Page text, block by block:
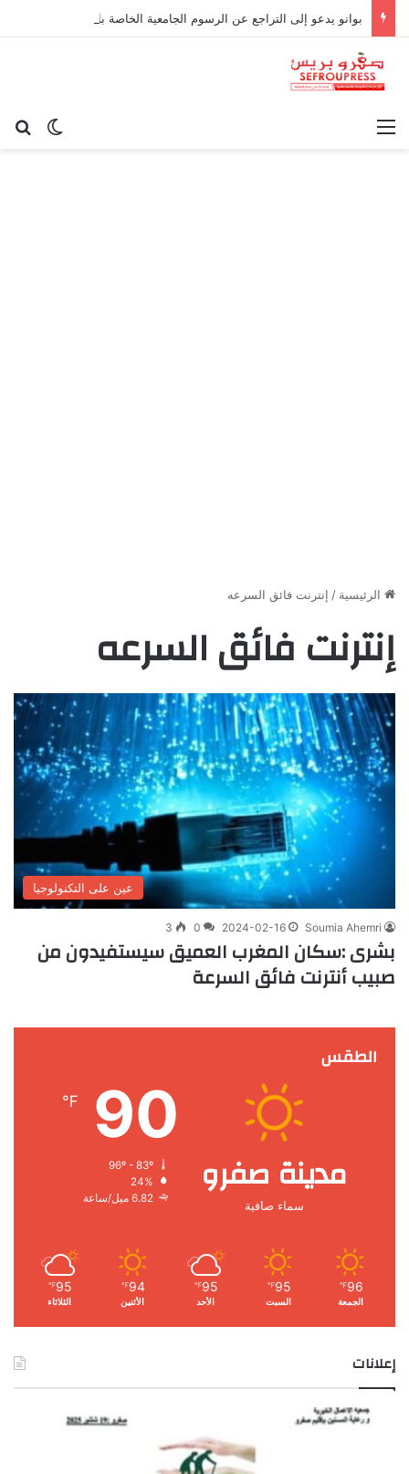
بوانو يدعو إلى التراجع عن الرسوم الجامعية الخاصة بالأجراء
الوضع القائمة
الرئيسية / إنترنت فائق السرعه
إنترنت فائق السرعه
عين على التكنولوجيا
Soumia Ahemri
2024-02-16
0
3
بشرى :سكان المغرب العميق سيستفيدون من
صبيب أنترنت فائق السرعة
الطقس
مدينة صفرو
سماء صافية
90
℉
24%
6.82 ميل/ساعة
96
℉
الجمعة
95
℉
السبت
95
℉
الأحد
94
℉
الأثنين
95
℉
الثلاثاء
إعلانات